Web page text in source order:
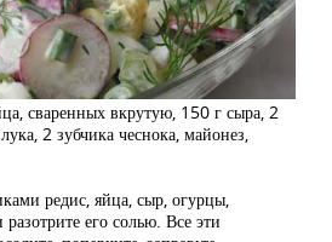
сваренных вкрутую, 150 г сыра, 2
2 зубчика чеснока, майонез,
редис, яйца, сыр, огурцы,
его солью. Все эти